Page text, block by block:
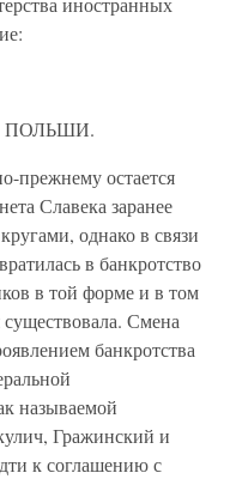
ПОЛЬШИ.
прежнему остается
Славека заранее
однако в связи
в банкротство
в той форме и в том
существовала. Смена
банкротства
называемой
Гражинский и
к соглашению с